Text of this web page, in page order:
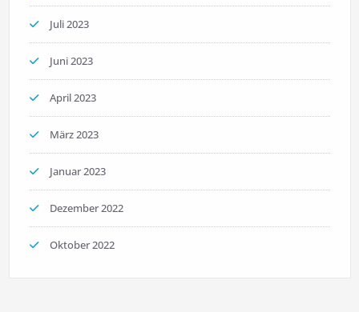
Juli 2023
Juni 2023
April 2023
März 2023
Januar 2023
Dezember 2022
Oktober 2022